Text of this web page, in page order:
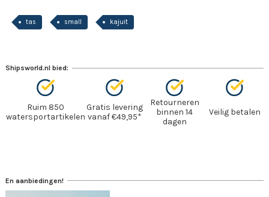
tas small kajuit
Shipsworld.nl bied:
Ruim 850
watersportartikelen
Gratis levering
vanaf €49,95*
Retourneren
binnen 14
dagen
Veilig betalen
En aanbiedingen!